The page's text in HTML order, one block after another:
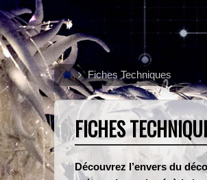
Fiches Techniques
FICHES
Découvrez l’envers du